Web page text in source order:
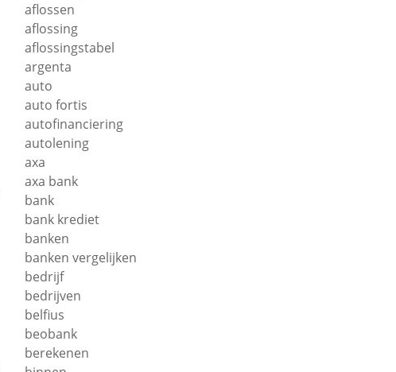
aflossen
aflossing
aflossingstabel
argenta
auto
auto fortis
autofinanciering
autolening
axa
axa bank
bank
bank krediet
banken
banken vergelijken
bedrijf
bedrijven
belfius
beobank
berekenen